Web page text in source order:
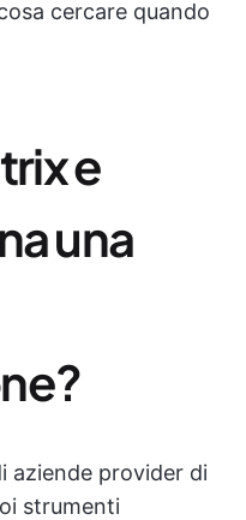
cercare quando
e
una
aziende provider di
strumenti